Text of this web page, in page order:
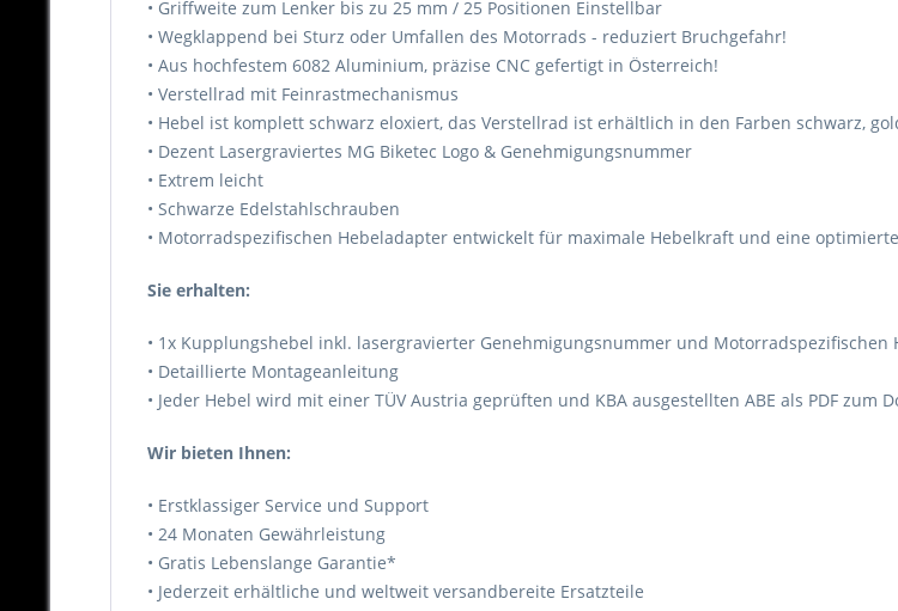
• Griffweite zum Lenker bis zu 25 mm / 25 Positionen Einstellbar
• Wegklappend bei Sturz oder Umfallen des Motorrads - reduziert Bruchgefahr!
• Aus hochfestem 6082 Aluminium, präzise CNC gefertigt in Österreich!
• Verstellrad mit Feinrastmechanismus
• Hebel ist komplett schwarz eloxiert, das Verstellrad ist erhältlich in den Farben schwarz,
• Dezent Lasergraviertes MG Biketec Logo & Genehmigungsnummer
• Extrem leicht
• Schwarze Edelstahlschrauben
• Motorradspezifischen Hebeladapter entwickelt für maximale Hebelkraft und eine
Sie erhalten:
• 1x Kupplungshebel inkl. lasergravierter Genehmigungsnummer und Motorradspezifischen
• Detaillierte Montageanleitung
• Jeder Hebel wird mit einer TÜV Austria geprüften und KBA ausgestellten ABE als PDF zum
Wir bieten Ihnen:
• Erstklassiger Service und Support
• 24 Monaten Gewährleistung
• Gratis Lebenslange Garantie*
• Jederzeit erhältliche und weltweit versandbereite Ersatzteile